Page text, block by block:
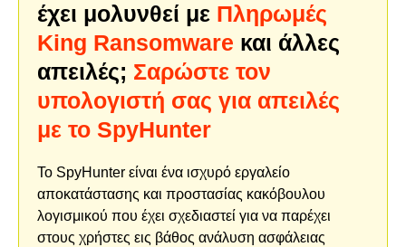
έχει μολυνθεί με Πληρωμές
King Ransomware και άλλες
απειλές; Σαρώστε τον
υπολογιστή σας για απειλές
με το SpyHunter
Το SpyHunter είναι ένα ισχυρό εργαλείο
αποκατάστασης και προστασίας κακόβουλου
λογισμικού που έχει σχεδιαστεί για να παρέχει
στους χρήστες εις βάθος ανάλυση ασφάλειας